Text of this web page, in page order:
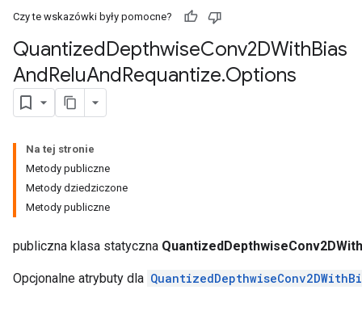
Czy te wskazówki były pomocne?
QuantizedDepthwiseConv2DWithBias
AndReluAndRequantize.Options
Na tej stronie
Metody publiczne
Metody dziedziczone
Metody publiczne
publiczna klasa statyczna
Opcjonalne atrybuty dla